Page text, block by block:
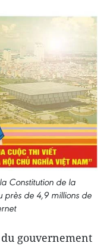
Constitution de la
près de 4,9 millions de
gouvernement